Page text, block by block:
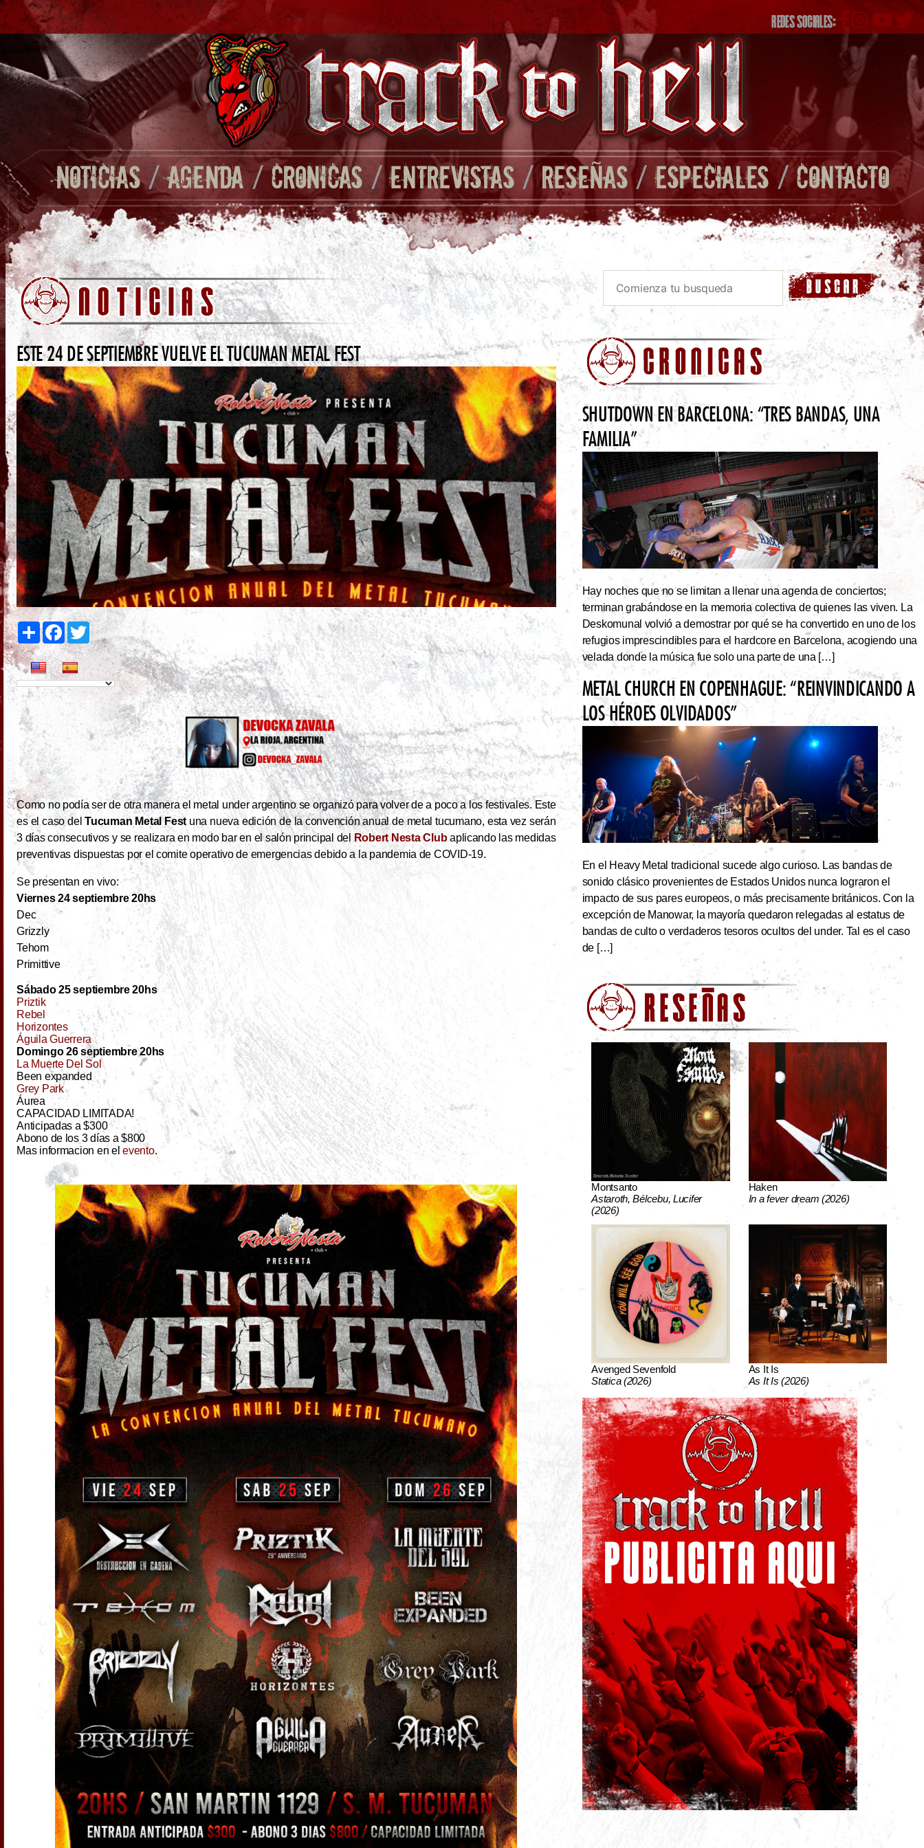
REDES SOCIALES:
NOTICIAS/AGENDA/CRONICAS/ENTREVISTAS /RESEÑAS/ESPECIALES /CONTACTO
ESTE 24 DE SEPTIEMBRE VUELVE EL TUCUMAN METAL FEST
S
h
a
r
e
F
a
c
e
b
o
o
k
T
w
i
e
r
Como no podía ser de otra manera el metal under argentino se organizó para volver de a poco a los festivales. Este
es el caso delTucuman Metal Fest una nueva edición de la convención anual de metal tucumano, esta vez serán
3 días consecutivos y se realizara en modo bar en el salón principal delRobert Nesta Clubaplicando las medidas
preventivas dispuestas por el comite operativo de emergencias debido a la pandemia de COVID-19.
Se presentan en vivo:
Viernes 24 septiembre 20hs
Dec
Grizzly
Tehom
Primittive
Sábado 25 septiembre 20hs
Priztik
Rebel
Horizontes
Águila Guerrera
Domingo 26 septiembre 20hs
La Muerte Del Sol
Been expanded
Grey Park
Áurea
CAPACIDAD LIMITADA!
Anticipadas a $300
Abono de los 3 días a $800
Mas informacion en elevento.
SHUTDOWN EN BARCELONA: “TRES BANDAS, UNA
FAMILIA”
Hay noches que no se limitan a llenar una agenda de conciertos;
terminan grabándose en la memoria colectiva de quienes las viven. La
Deskomunal volvió a demostrar por qué se ha convertido en uno de los
refugios imprescindibles para el hardcore en Barcelona, acogiendo una
velada donde la música fue solo una parte de una […]
METAL CHURCH EN COPENHAGUE: “REINVINDICANDO A
LOS HÉROES OLVIDADOS”
En el Heavy Metal tradicional sucede algo curioso. Las bandas de
sonido clásico provenientes de Estados Unidos nunca lograron el
impacto de sus pares europeos, o más precisamente británicos. Con la
excepción de Manowar, la mayoría quedaron relegadas al estatus de
bandas de culto o verdaderos tesoros ocultos del under. Tal es el caso
de […]
Montsanto
Astaroth, Bélcebu, Lucifer
(2026)
Haken
In a fever dream (2026)
Avenged Sevenfold
Statica (2026)
As It Is
As It Is (2026)